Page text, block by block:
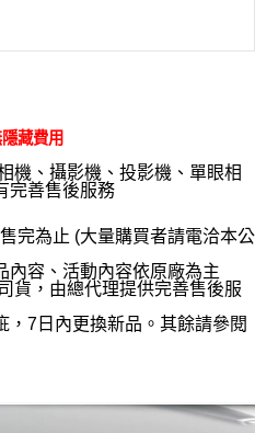
藏費用
機、攝影機、投影機、單眼相
完善售後服務
完為止 (大量購買者請電洽本公
內容、活動內容依原廠為主
貨，由總代理提供完善售後服
，7日內更換新品。其餘請參閱